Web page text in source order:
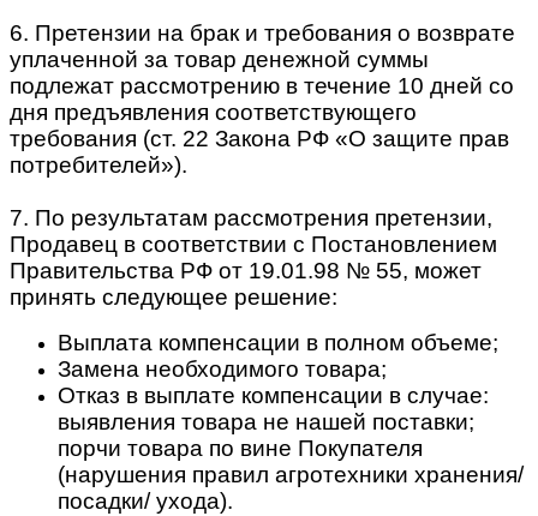
6. Претензии на брак и требования о возврате
уплаченной за товар денежной суммы
подлежат рассмотрению в течение 10 дней со
дня предъявления соответствующего
требования (ст. 22 Закона РФ «О защите прав
потребителей»).
7. По результатам рассмотрения претензии,
Продавец в соответствии с Постановлением
Правительства РФ от 19.01.98 № 55, может
принять следующее решение:
Выплата компенсации в полном объеме;
Замена необходимого товара;
Отказ в выплате компенсации в случае:
выявления товара не нашей поставки;
порчи товара по вине Покупателя
(нарушения правил агротехники хранения/
посадки/ ухода).